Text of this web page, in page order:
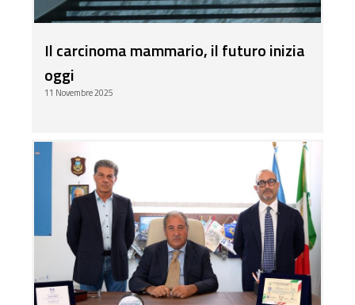
Il carcinoma mammario, il futuro inizia
oggi
11 Novembre 2025